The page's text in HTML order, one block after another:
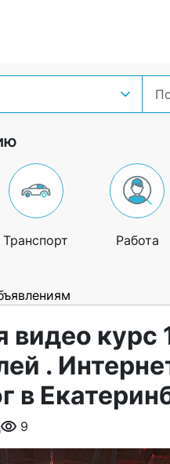
Транспорт Работа
видео курс
.
в
9